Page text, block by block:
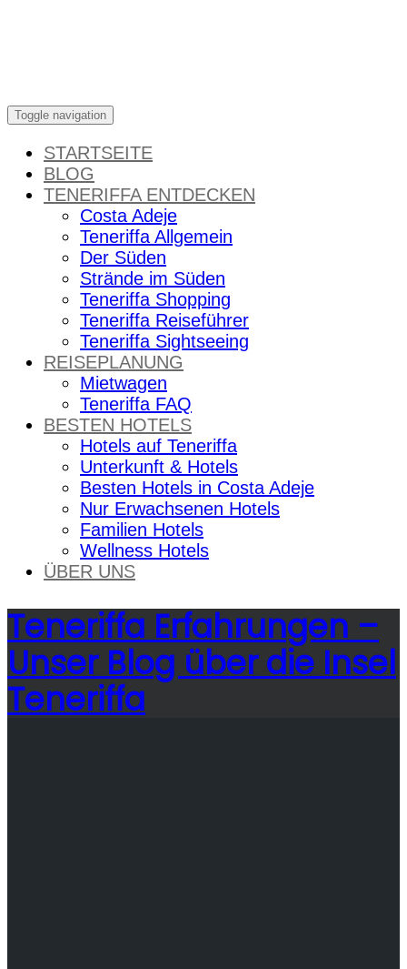
Toggle navigation
STARTSEITE
BLOG
TENERIFFA ENTDECKEN
Costa Adeje
Teneriffa Allgemein
Der Süden
Strände im Süden
Teneriffa Shopping
Teneriffa Reiseführer
Teneriffa Sightseeing
REISEPLANUNG
Mietwagen
Teneriffa FAQ
BESTEN HOTELS
Hotels auf Teneriffa
Unterkunft & Hotels
Besten Hotels in Costa Adeje
Nur Erwachsenen Hotels
Familien Hotels
Wellness Hotels
ÜBER UNS
Teneriffa Erfahrungen –
Unser Blog über die Insel
Teneriffa